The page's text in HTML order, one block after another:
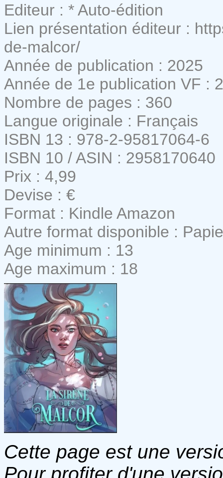
Editeur : * Auto-édition
Lien présentation éditeur :
de-malcor/
Année de publication : 2025
Année de 1e publication VF :
Nombre de pages : 360
Langue originale : Français
ISBN 13 : 978-2-95817064-6
ISBN 10 / ASIN : 2958170640
Prix : 4,99
Devise : €
Format : Kindle Amazon
Autre format disponible :
Age minimum : 13
Age maximum : 18
Cette page est une
Pour profiter d'une